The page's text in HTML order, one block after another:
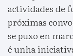
actividades de
próximas
se puxo en
é unha